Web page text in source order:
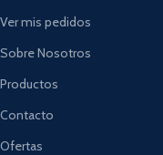
Ver mis pedidos
Sobre Nosotros
Productos
Contacto
Ofertas